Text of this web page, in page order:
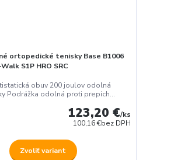
ortopedické tenisky Base B1006
S1P HRO SRC
obuv 200 joulov odolná
Podrážka odolná proti prepich...
123,20 €/ks
100,16 €bez DPH
Zvoliť variant